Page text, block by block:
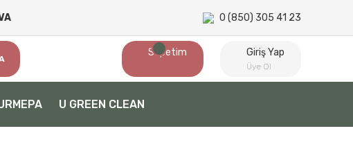
0 (850) 305 41 23
Sepetim Giriş Yap
Üye Ol
U GREEN CLEAN